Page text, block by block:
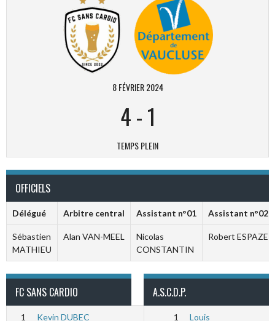
8 FÉVRIER 2024
4-1
TEMPS PLEIN
OFFICIELS
Délégué Arbitre central Assistant n°01 Assistant n°02
Sébastien
MATHIEU
Alan VAN-MEEL
Nicolas
CONSTANTIN
Robert ESPAZE
FC SANS CARDIO
1 Kevin DUBEC
A.S.C.D.P.
1
Louis